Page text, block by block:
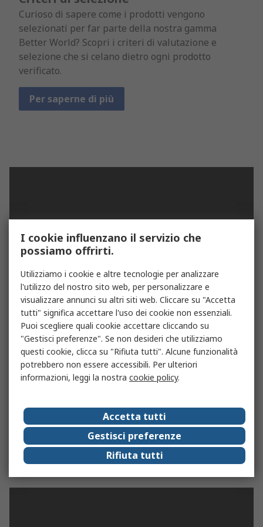
Curioso di sapere come i prodotti vengono
selezionati per far parte della nostra gamma
Better World? Scopri i criteri di valutazione e
selezione che si celano dietro ogni prodotto
verificato.
Per saperne di più
Certificazioni
Confusi dai loghi di sostenibilità? Noi
semplifichiamo tutto: linee guida chiare e impegni
Per saperne di più
I cookie influenzano il servizio che
possiamo offrirti.
Utilizziamo i cookie e altre tecnologie per analizzare
l'utilizzo del nostro sito web, per personalizzare e
visualizzare annunci su altri siti web. Cliccare su "Accetta
tutti" significa accettare l'uso dei cookie non essenziali.
Puoi scegliere quali cookie accettare cliccando su
"Gestisci preferenze". Se non desideri che utilizziamo
questi cookie, clicca su "Rifiuta tutti". Alcune funzionalità
potrebbero non essere accessibili. Per ulteriori
informazioni, leggi la nostra cookie policy.
Accetta tutti
Gestisci preferenze
Rifiuta tutti